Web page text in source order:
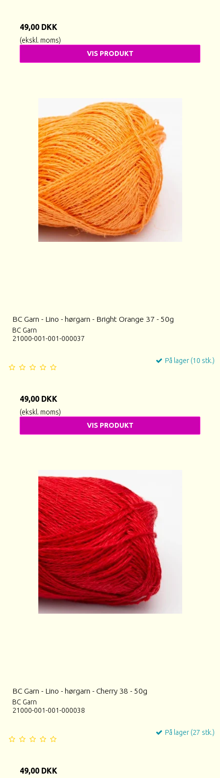
49,00 DKK
(ekskl. moms)
VIS PRODUKT
BC Garn - Lino - hørgarn - Bright Orange 37 - 50g
BC Garn
21000-001-001-000037
På lager (10 stk.)
49,00 DKK
(ekskl. moms)
VIS PRODUKT
BC Garn - Lino - hørgarn - Cherry 38 - 50g
BC Garn
21000-001-001-000038
På lager (27 stk.)
49,00 DKK